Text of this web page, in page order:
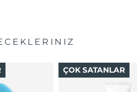
ÇOK SATANLAR